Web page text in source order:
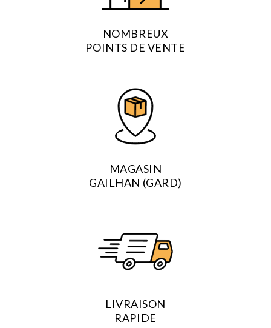
NOMBREUX
POINTS DE VENTE
MAGASIN
GAILHAN (GARD)
LIVRAISON
RAPIDE